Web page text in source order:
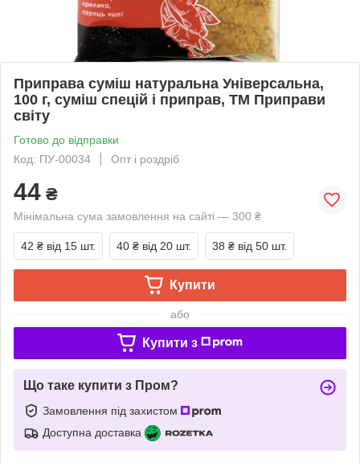
Приправа суміш натуральна Універсальна,
100 г, суміш спецій і приправ, ТМ Приправи
світу
Готово до відправки
Код: ПУ-00034
Опт і роздріб
44 ₴
Мінімальна сума замовлення на сайті — 300 ₴
42 ₴ від 15 шт. 40 ₴ від 20 шт. 38 ₴ від 50 шт.
Купити
або
Купити з
Що таке купити з Пром?
Замовлення під захистом
Доступна доставка